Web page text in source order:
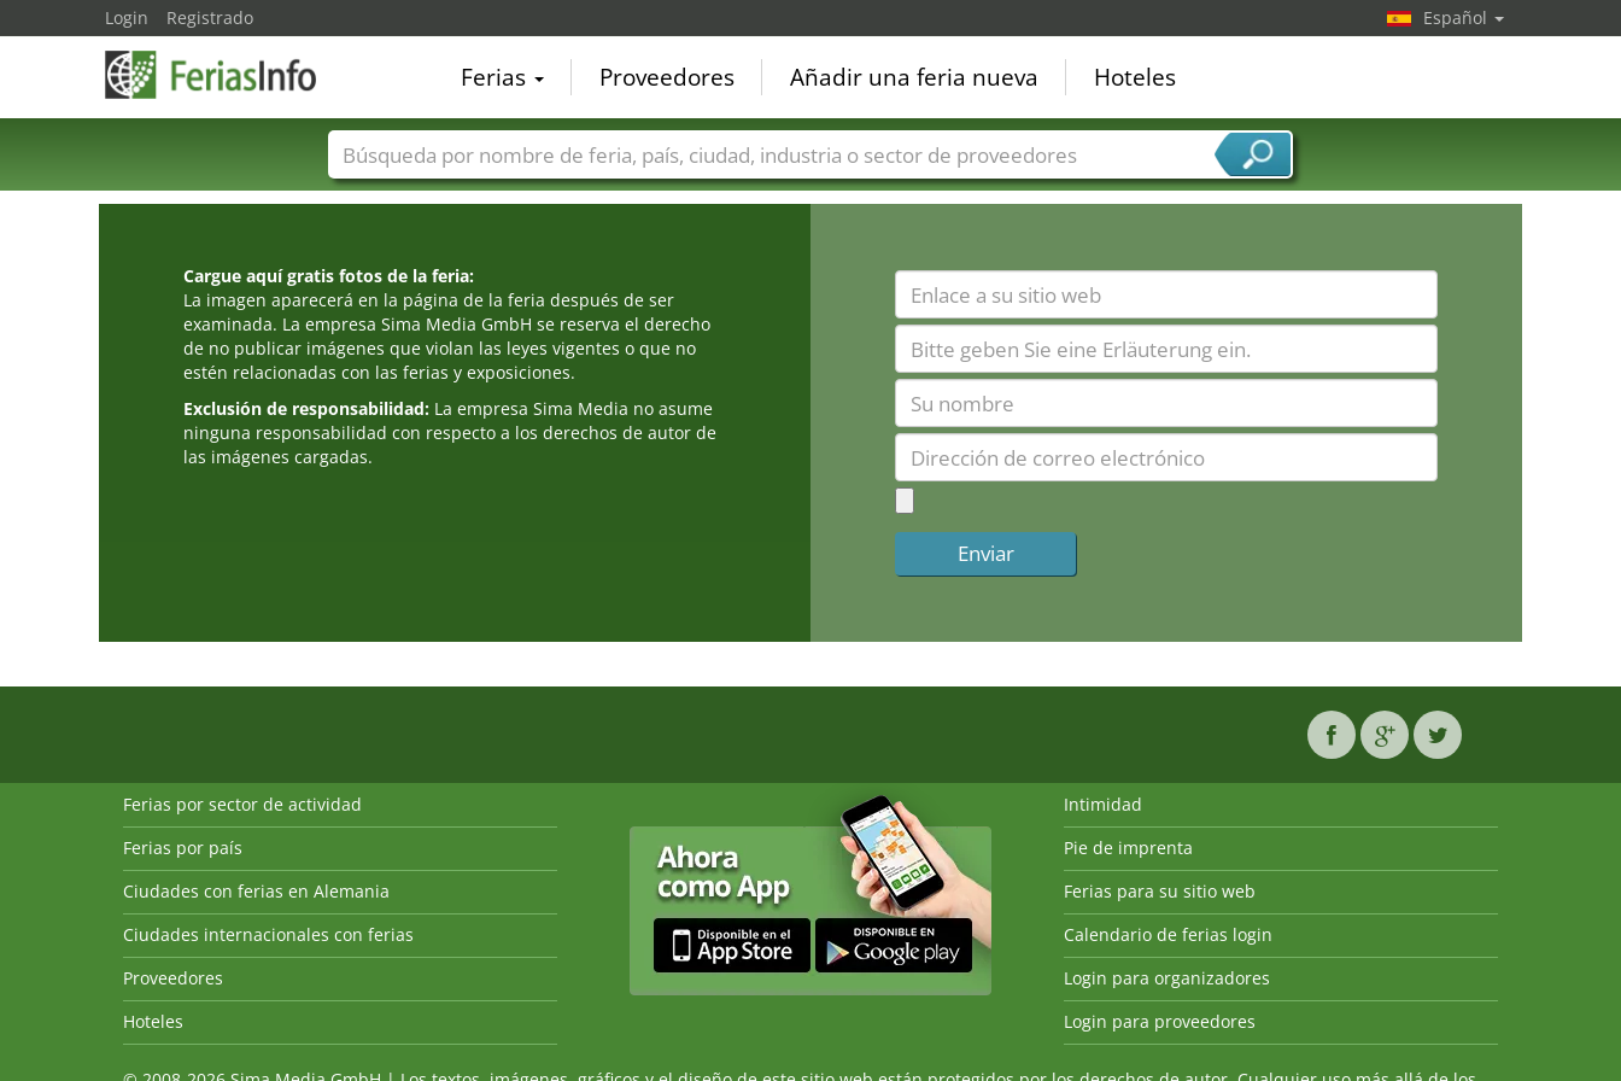
Cargue aquí gratis fotos de la feria:
La imagen aparecerá en la página de la feria después de ser
examinada. La empresa Sima Media GmbH se reserva el derecho
de no publicar imágenes que violan las leyes vigentes o que no
estén relacionadas con las ferias y exposiciones.
Exclusión de responsabilidad: La empresa Sima Media no asume
ninguna responsabilidad con respecto a los derechos de autor de
las imágenes cargadas.
Login Registrado Español
Ferias Proveedores Añadir una feria nueva Hoteles
Nombres de ferias Países Ciudades Sectores de ferias Sectores de proveedor de servicios
Ferias por sector de actividad
Ferias por país
Ciudades con ferias en Alemania
Ciudades internacionales con ferias
Proveedores
Hoteles
Intimidad
Pie de imprenta
Ferias para su sitio web
Calendario de ferias login
Login para organizadores
Login para proveedores